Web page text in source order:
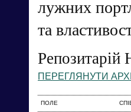
лужних
та
Репозитарій
ПЕРЕГЛЯНУТИ
ПОЛЕ